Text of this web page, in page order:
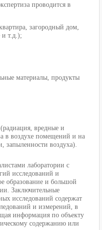
проводится в
загородный дом,
и т.д.);
материалы, продукты
вредные и
в воздухе помещений и на
воздуха).
лаборатории с
исследований и
образование и большой
Заключительные
исследований содержат
и измерений, в
информация по объекту
содержанию или